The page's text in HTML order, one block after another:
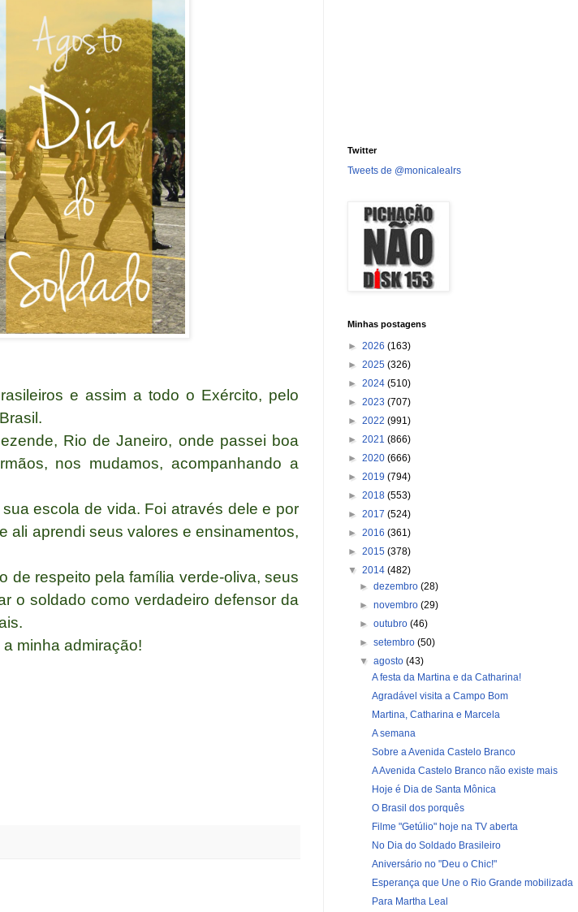
e assim a todo o Exército, pelo
Rio de Janeiro, onde passei boa
nos mudamos, acompanhando a
escola de vida. Foi através dele e por
ali aprendi seus valores e ensinamentos,
de respeito pela família verde-oliva, seus
o soldado como verdadeiro defensor da
minha admiração!
Twitter
Tweets de @monicalealrs
Minhas postagens
► 2026 (163)
► 2025 (326)
► 2024 (510)
► 2023 (707)
► 2022 (991)
► 2021 (866)
► 2020 (666)
► 2019 (794)
► 2018 (553)
► 2017 (524)
► 2016 (361)
► 2015 (378)
▼ 2014 (482)
►dezembro(28)
►novembro(29)
►outubro(46)
►setembro(50)
▼agosto(43)
A festa da Martina e da Catharina!
Agradável visita a Campo Bom
Martina, Catharina e Marcela
A semana
Sobre a Avenida Castelo Branco
A Avenida Castelo Branco não existe mais
Hoje é Dia de Santa Mônica
O Brasil dos porquês
Filme "Getúlio" hoje na TV aberta
No Dia do Soldado Brasileiro
Aniversário no "Deu o Chic!"
Esperança que Une o Rio Grande mobilizada
Para Martha Leal